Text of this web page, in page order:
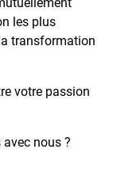
les plus
transformation
votre passion
nous ?